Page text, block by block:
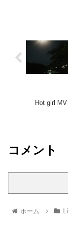
Hot girl
コメント
ホーム